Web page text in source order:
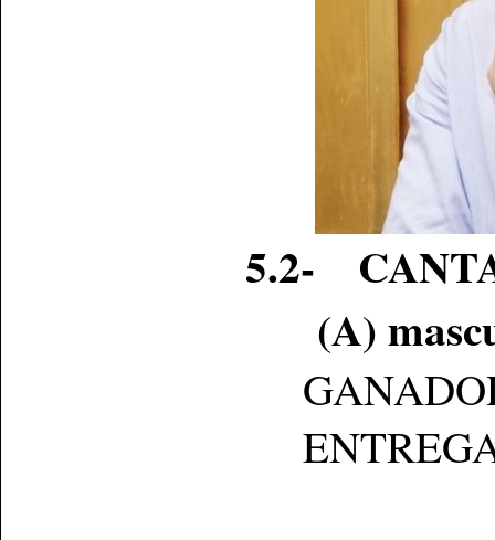
5.2-
(A)
ENTREGA: